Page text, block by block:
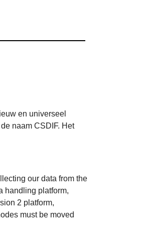
en universeel
naam CSDIF. Het
our data from the
handling platform,
2 platform,
must be moved